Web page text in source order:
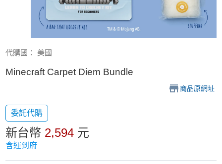
代購國： 美國
Minecraft Carpet Diem Bundle
商品原網址
委託代購
新台幣 2,594 元
含運到府